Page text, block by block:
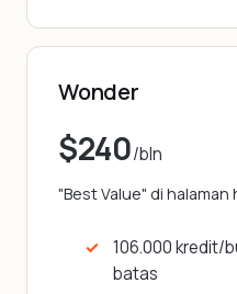
Wonder
$240/bln
"Best Value" di
106.000 kredit/
batas